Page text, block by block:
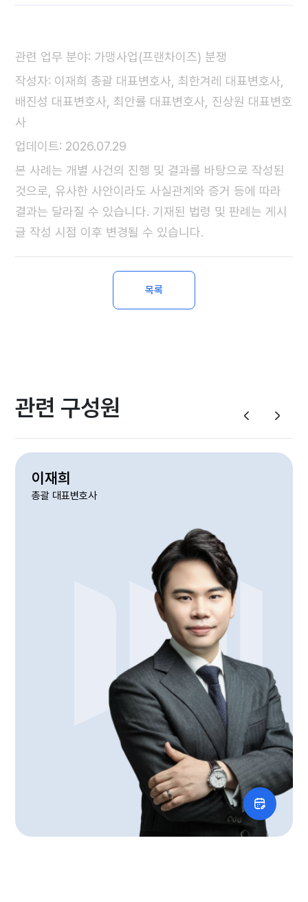
관련 업무 분야: 가맹사업(프랜차이즈) 분쟁
작성자: 이재희 총괄 대표변호사, 최한겨레 대표변호사,
배진성 대표변호사, 최안률 대표변호사, 진상원 대표변호
사
업데이트: 2026.07.29
본 사례는 개별 사건의 진행 및 결과를 바탕으로 작성된
것으로, 유사한 사안이라도 사실관계와 증거 등에 따라
결과는 달라질 수 있습니다. 기재된 법령 및 판례는 게시
글 작성 시점 이후 변경될 수 있습니다.
목록
관련 구성원
이재희
총괄 대표변호사